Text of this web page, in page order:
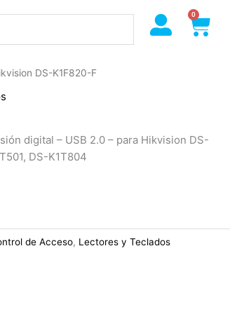
0
Cart
DS-K1F820-F
digital – USB 2.0 – para Hikvision DS-
DS-K1T804
de Acceso, Lectores y Teclados